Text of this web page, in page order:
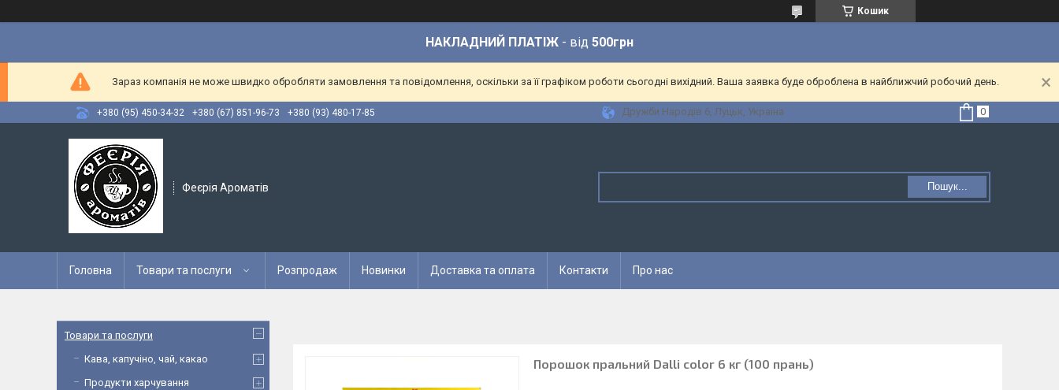
Кошик
НАКЛАДНИЙ ПЛАТІЖ - від 500грн
Зараз компанія не може швидко обробляти замовлення та повідомлення, оскільки за її графіком роботи сьогодні вихідний. Ваша заявка буде оброблена в найближчий робочий день.
+380 (95) 450-34-32 +380 (67) 851-96-73 +380 (93) 480-17-85 Дружби Народів 6, Луцьк, Україна
Феєрія Ароматів Пошук...
Головна Товари та послуги Розпродаж Новинки Доставка та оплата Контакти Про нас
Порошок пральний Dalli color 6 кг (100 прань)
Товари та послуги
Кава, капучіно, чай, какао
Продукти харчування